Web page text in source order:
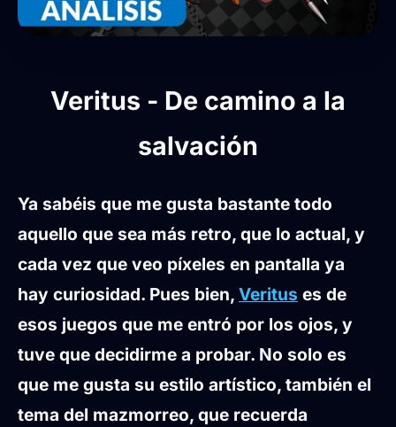
Veritus - De camino a la
salvación
Ya sabéis que me gusta bastante todo
aquello que sea más retro, que lo actual, y
cada vez que veo píxeles en pantalla ya
hay curiosidad. Pues bien, Veritus es de
esos juegos que me entró por los ojos, y
tuve que decidirme a probar. No solo es
que me gusta su estilo artístico, también el
tema del mazmorreo, que recuerda